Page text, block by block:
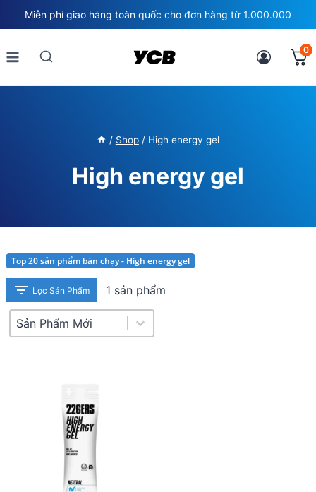
to
content
Miễn phí giao hàng toàn quốc cho đơn hàng từ 1.000.000
0
/ Shop / High energy gel
High energy gel
Top 20 sản phẩm bán chạy - High energy gel
Lọc Sản Phẩm 1 sản phẩm
Product Sort
Sort content